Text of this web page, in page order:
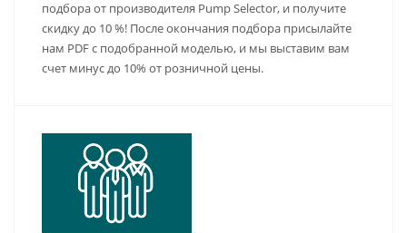
подбора от производителя Pump Selector, и получите
скидку до 10 %! После окончания подбора присылайте
нам PDF с подобранной моделью, и мы выставим вам
счет минус до 10% от розничной цены.